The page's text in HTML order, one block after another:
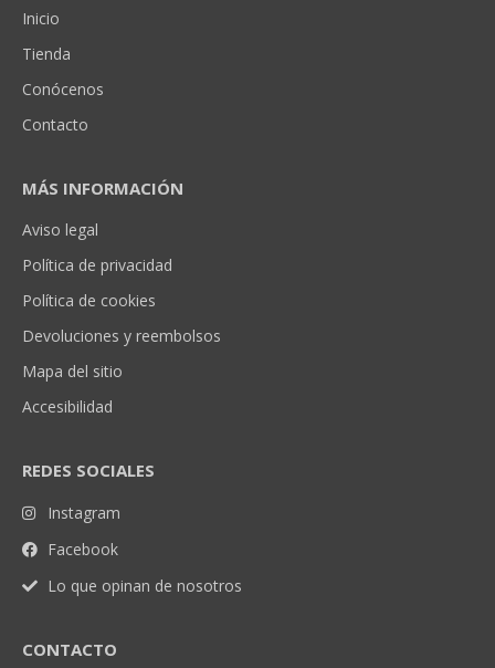
Inicio
Tienda
Conócenos
Contacto
MÁS INFORMACIÓN
Aviso legal
Política de privacidad
Política de cookies
Devoluciones y reembolsos
Mapa del sitio
Accesibilidad
REDES SOCIALES
Instagram
Facebook
Lo que opinan de nosotros
CONTACTO